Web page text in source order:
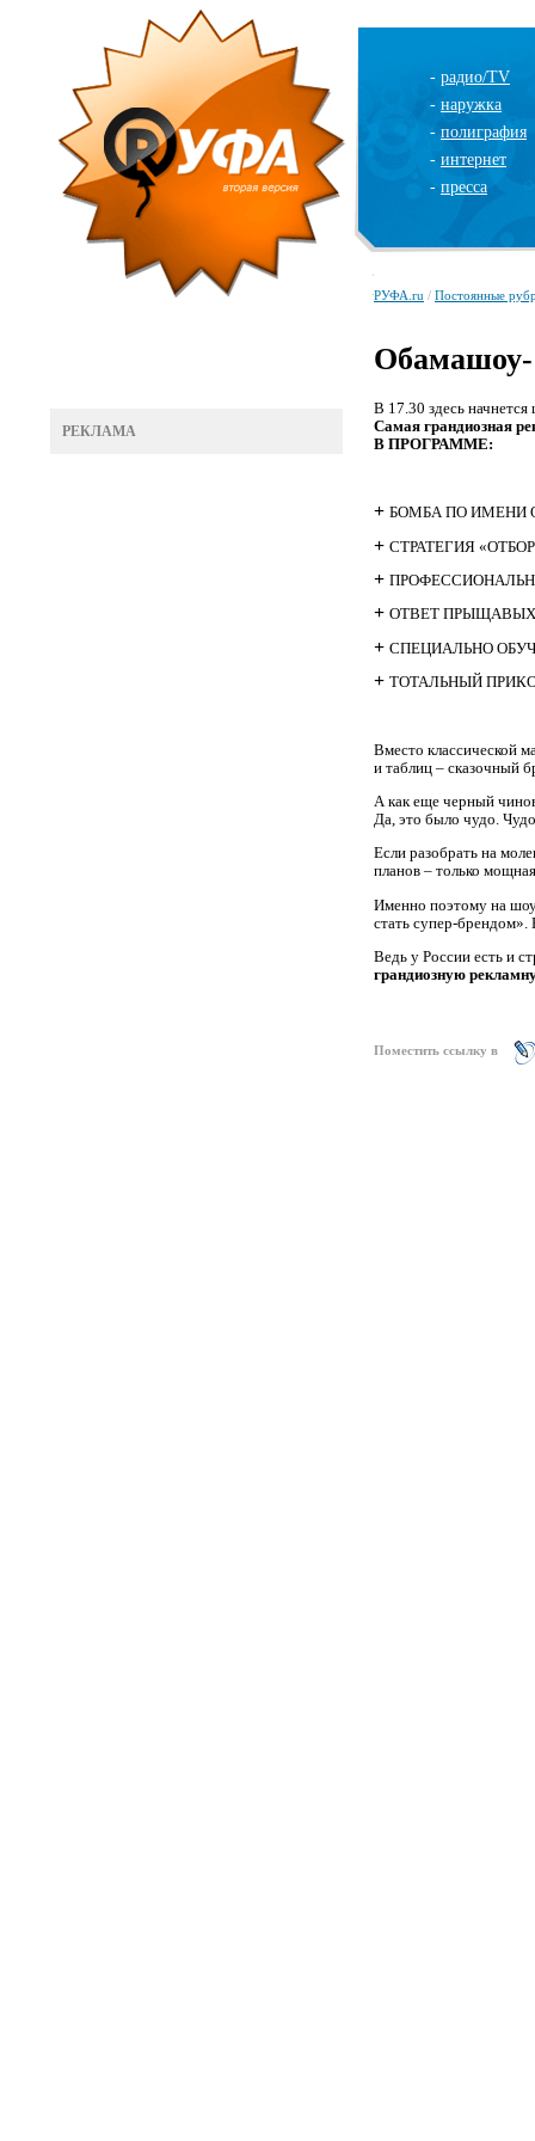
- радио/TV
- наружка
- полиграфия
- интернет
- пресса
РЕКЛАМА
РУФА.ru / Постоянные
В 17.30 здесь
Самая грандиозная
В ПРОГРАММЕ:
+ БОМБА ПО ИМЕНИ
+ СТРАТЕГИЯ
+
+ ОТВЕТ ПРЫЩАВЫХ
+ СПЕЦИАЛЬНО
+ ТОТАЛЬНЫЙ
Вместо классической
и таблиц – сказочный
А как еще черный
Да, это было чудо.
Если разобрать на
планов – только
Именно поэтому на
стать супер-
Ведь у России есть и
грандиозную
Поместить ссылку в